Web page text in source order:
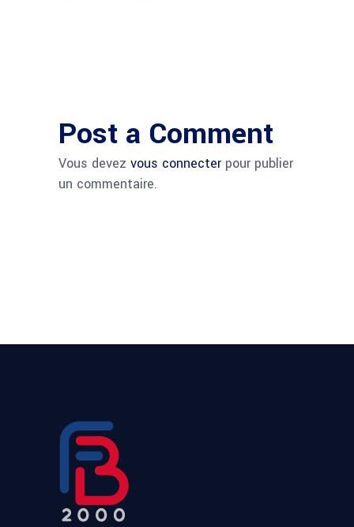
Post a Comment
Vous devez vous connecterpour publier
un commentaire.